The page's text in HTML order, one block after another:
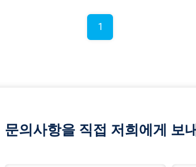
1
문의사항을 직접 저희에게 보